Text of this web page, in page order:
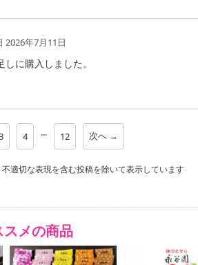
る「焼たらこ」
せた「海苔たまご」
相性抜群の組み合わせ「鮭わかめ」
ルな味わいの「のりしお」
2026年7月11日
に購入しました。
4 ... 12 次へ →
適切な表現を含む投稿を除いて表示しています
スメの商品